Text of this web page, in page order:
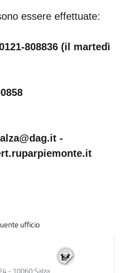
essere effettuate:
808836 (il martedì
-
ufficio